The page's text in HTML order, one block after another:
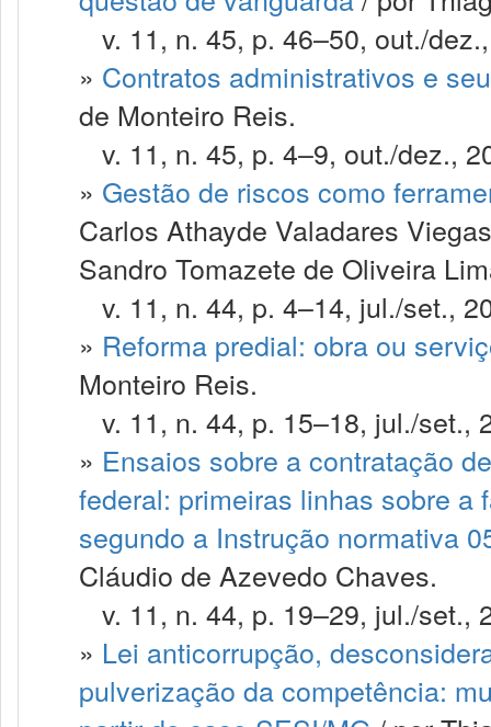
v. 11, n. 45, p. 46–50, out./
» Contratos administrativos e
de Monteiro Reis.
v. 11, n. 45, p. 4–9, out./dez.,
» Gestão de riscos como
Carlos Athayde Valadares
Sandro Tomazete de Oliveira
v. 11, n. 44, p. 4–14, jul./set.,
» Reforma predial: obra ou
Monteiro Reis.
v. 11, n. 44, p. 15–18, jul./set.,
» Ensaios sobre a contratação
federal: primeiras linhas sobre a
segundo a Instrução normativa
Cláudio de Azevedo Chaves.
v. 11, n. 44, p. 19–29, jul./set.,
» Lei anticorrupção,
pulverização da competência: